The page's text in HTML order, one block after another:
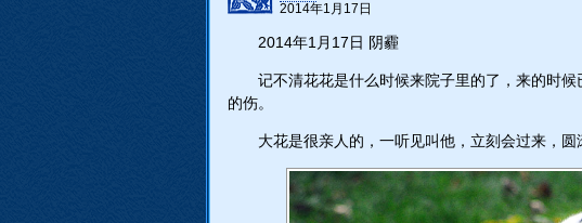
2014年1月17日
2014年1月17日 阴霾
记不清花花是什么时候来院子里的了，来的时
的伤。
大花是很亲人的，一听见叫他，立刻会过来，圆